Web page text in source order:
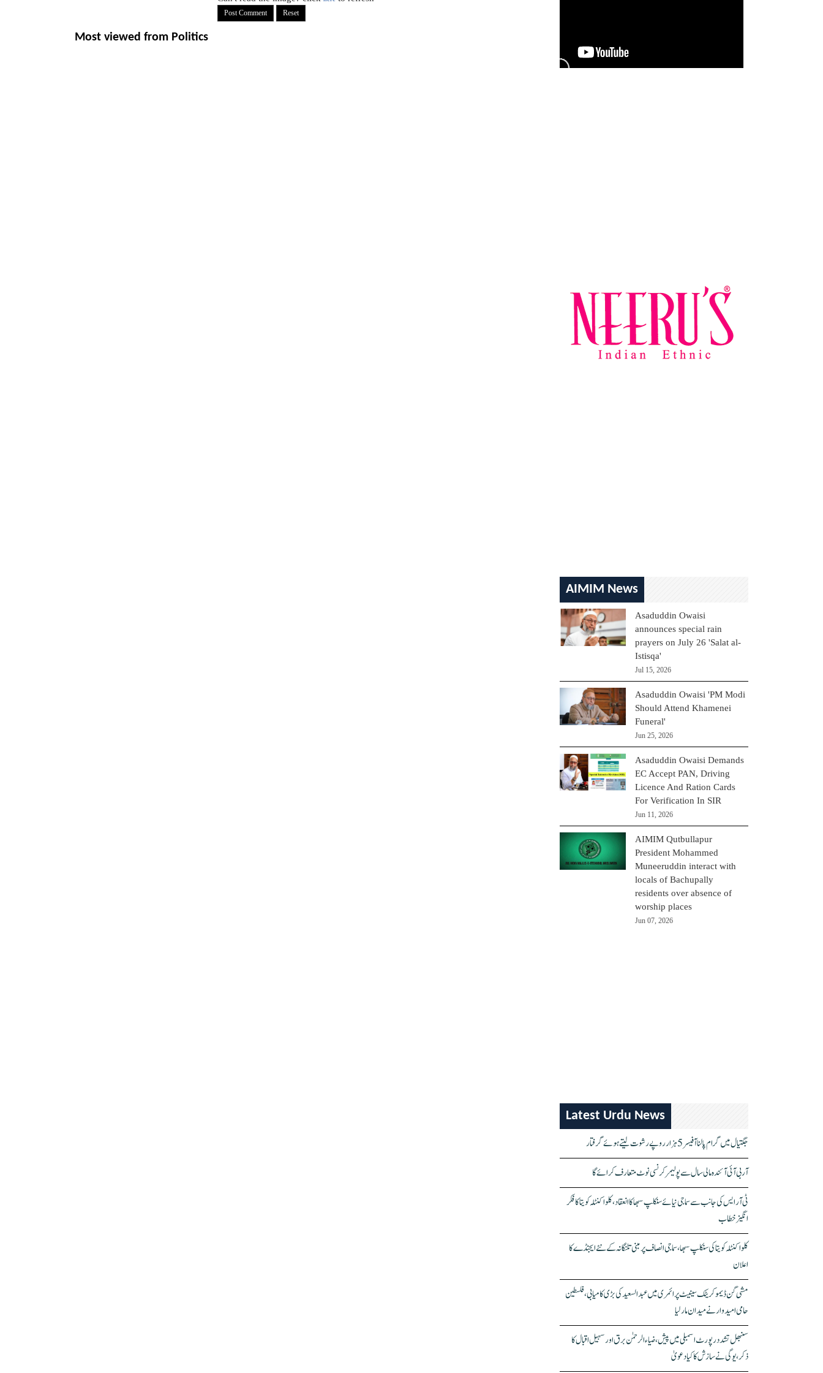
Most viewed from Politics
AIMIM News
Asaduddin Owaisi
announces special rain
prayers on July 26 'Salat al-
Istisqa'
Jul 15, 2026
Asaduddin Owaisi 'PM Modi
Should Attend Khamenei
Funeral'
Jun 25, 2026
Asaduddin Owaisi Demands
EC Accept PAN, Driving
Licence And Ration Cards
For Verification In SIR
Jun 11, 2026
AIMIM Qutbullapur
President Mohammed
Muneeruddin interact with
locals of Bachupally
residents over absence of
worship places
Jun 07, 2026
Latest Urdu News
جگتیال میں گرام پالنا آفیسر 5 ہزار روپے رشوت لیتے ہوئے گرفتار
آر بی آئی آئندہ مالی سال سے پولیمر کرنسی نوٹ متعارف کرائے گا
ٹی آر ایس کی جانب سے سماجی نیائے سنکلپ سبھا کا انعقاد، کلواکنٹلہ کویتا کا فکر
انگیز خطاب
کلواکنٹلہ کویتا کی سنکلپ سبھا، سماجی انصاف پر مبنی تلنگانہ کے نئے ایجنڈے کا
اعلان
مشی گن ڈیموکریٹک سینیٹ پرائمری میں عبدالسعید کی بڑی کامیابی، فلسطین
حامی امیدوار نے میدان مار لیا
سنبھل تشدد رپورٹ اسمبلی میں پیش، ضیاء الرحمٰن برق اور سہیل اقبال کا
ذکر، یوگی نے سازش کا کیا دعویٰ